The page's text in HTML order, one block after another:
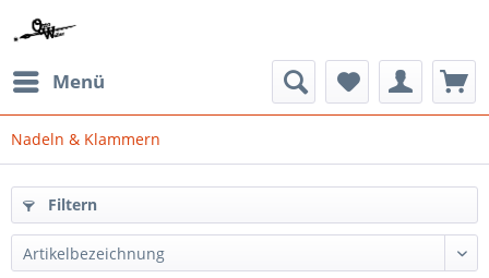
Menü
Nadeln & Klammern
Filtern